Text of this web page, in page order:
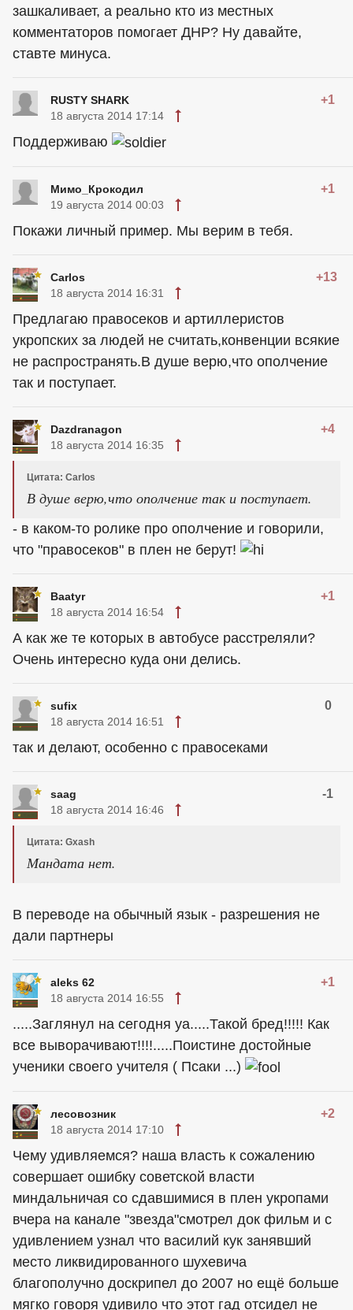
зашкаливает, а реально кто из местных
комментаторов помогает ДНР? Ну давайте,
ставте минуса.
RUSTY SHARK +1
18 августа 2014 17:14
Поддерживаю
Мимо_Крокодил +1
19 августа 2014 00:03
Покажи личный пример. Мы верим в тебя.
Carlos +13
18 августа 2014 16:31
Предлагаю правосеков и артиллеристов
укропских за людей не считать,конвенции всякие
не распространять.В душе верю,что ополчение
так и поступает.
Dazdranagon +4
18 августа 2014 16:35
Цитата: Carlos
В душе верю,что ополчение так и поступает.
- в каком-то ролике про ополчение и говорили,
что "правосеков" в плен не берут!
Baatyr +1
18 августа 2014 16:54
А как же те которых в автобусе расстреляли?
Очень интересно куда они делись.
sufix 0
18 августа 2014 16:51
так и делают, особенно с правосеками
saag -1
18 августа 2014 16:46
Цитата: Gxash
Мандата нет.
В переводе на обычный язык - разрешения не
дали партнеры
aleks 62 +1
18 августа 2014 16:55
.....Заглянул на сегодня уа.....Такой бред!!!!! Как
все выворачивают!!!!.....Поистине достойные
ученики своего учителя ( Псаки ...)
лесовозник +2
18 августа 2014 17:10
Чему удивляемся? наша власть к сожалению
совершает ошибку советской власти
миндальничая со сдавшимися в плен укропами
вчера на канале "звезда"смотрел док фильм и с
удивлением узнал что василий кук занявший
место ликвидированного шухевича
благополучно доскрипел до 2007 но ещё больше
мягко говоря удивило что этот гад отсидел не